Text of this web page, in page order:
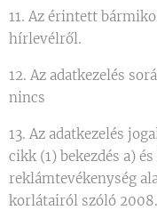
11. Az érintett
hírlevélről.
12. Az adatkezelés
nincs
13. Az adatkezelés
cikk (1) bekezdés a)
reklámtevékenység
korlátairól szóló